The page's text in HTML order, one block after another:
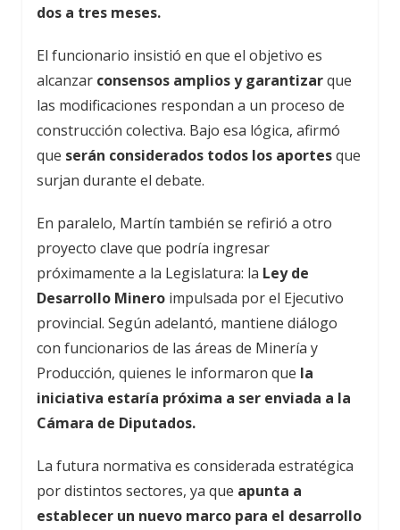
dos a tres meses.
El funcionario insistió en que el objetivo es
alcanzar consensos amplios y garantizarque
las modificaciones respondan a un proceso de
construcción colectiva. Bajo esa lógica, afirmó
que serán considerados todos los aportesque
surjan durante el debate.
En paralelo, Martín también se refirió a otro
proyecto clave que podría ingresar
próximamente a la Legislatura: la Ley de
Desarrollo Minero impulsada por el Ejecutivo
provincial. Según adelantó, mantiene diálogo
con funcionarios de las áreas de Minería y
Producción, quienes le informaron que la
iniciativa estaría próxima a ser enviada a la
Cámara de Diputados.
La futura normativa es considerada estratégica
por distintos sectores, ya que apunta a
establecer un nuevo marco para el desarrollo